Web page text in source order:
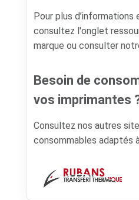
Pour plus
consultez l'onglet
marque ou consulter
Besoin de
vos imprimantes
Consultez nos autres
consommables adaptés